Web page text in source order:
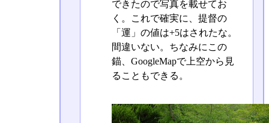
できたので写真を載せてお
く。これで確実に、提督の
「運」の値は+5はされたな。
間違いない。ちなみにこの
錨、GoogleMapで上空から見
ることもできる。